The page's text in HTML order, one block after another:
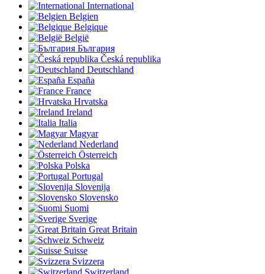
International
Belgien
Belgique
België
България
Česká republika
Deutschland
España
France
Hrvatska
Ireland
Italia
Magyar
Nederland
Österreich
Polska
Portugal
Slovenija
Slovensko
Suomi
Sverige
Great Britain
Schweiz
Suisse
Svizzera